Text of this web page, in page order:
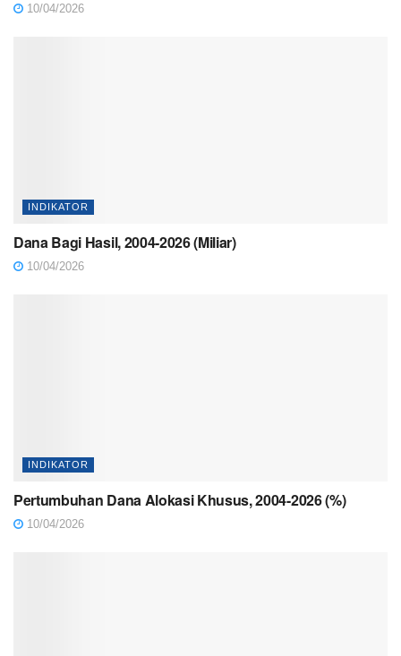
10/04/2026
INDIKATOR
Dana Bagi Hasil, 2004-2026 (Miliar)
10/04/2026
INDIKATOR
Pertumbuhan Dana Alokasi Khusus, 2004-2026 (%)
10/04/2026